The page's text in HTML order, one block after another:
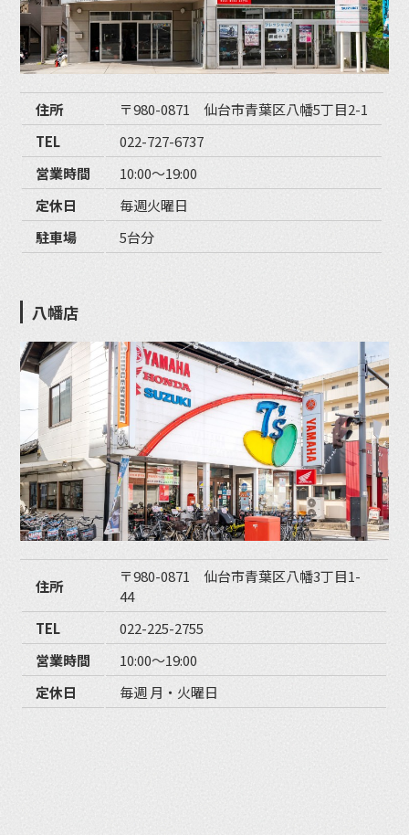
住所
〒980-0871 仙台市青葉区八幡5丁目2-1
TEL
022-727-6737
営業時間
10:00〜19:00
定休日
毎週火曜日
駐車場
5台分
八幡店
住所
〒980-0871 仙台市青葉区八幡3丁目1-
44
TEL
022-225-2755
営業時間
10:00〜19:00
定休日
毎週 月・火曜日